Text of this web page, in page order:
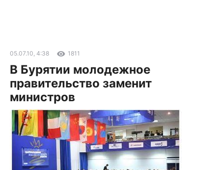
05.07.10, 4:38 1811
В Бурятии молодежное
правительство заменит
министров